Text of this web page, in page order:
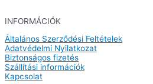
INFORMÁCIÓK
Általános Szerződési Feltételek
Adatvédelmi Nyilatkozat
Biztonságos fizetés
Szállítási információk
Kapcsolat